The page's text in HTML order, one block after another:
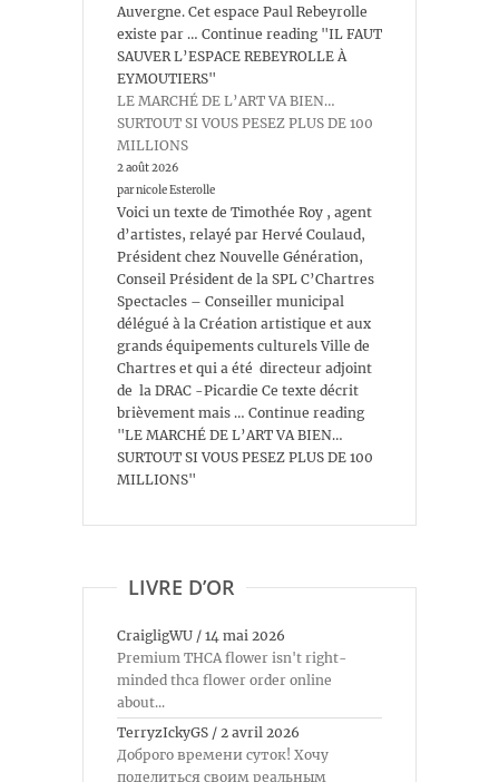
Auvergne. Cet espace Paul Rebeyrolle
existe par … Continue reading "IL FAUT
SAUVER L’ESPACE REBEYROLLE À
EYMOUTIERS"
LE MARCHÉ DE L’ART VA BIEN…
SURTOUT SI VOUS PESEZ PLUS DE 100
MILLIONS
2 août 2026
par nicole Esterolle
Voici un texte de Timothée Roy , agent
d’artistes, relayé par Hervé Coulaud,
Président chez Nouvelle Génération,
Conseil Président de la SPL C’Chartres
Spectacles – Conseiller municipal
délégué à la Création artistique et aux
grands équipements culturels Ville de
Chartres et qui a été directeur adjoint
de la DRAC -Picardie Ce texte décrit
brièvement mais … Continue reading
"LE MARCHÉ DE L’ART VA BIEN…
SURTOUT SI VOUS PESEZ PLUS DE 100
MILLIONS"
LIVRE D’OR
CraigligWU / 14 mai 2026
Premium THCA flower isn't right-
minded thca flower order online
about...
TerryzIckyGS / 2 avril 2026
Доброго времени суток! Хочу
поделиться своим реальным